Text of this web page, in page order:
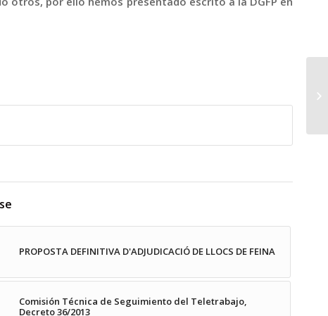
PROPOSTA DEFINITIVA D'ADJUDICACIÓ DE LLOCS DE FEINA
Comisión Técnica de Seguimiento del Teletrabajo,
Decreto 36/2013